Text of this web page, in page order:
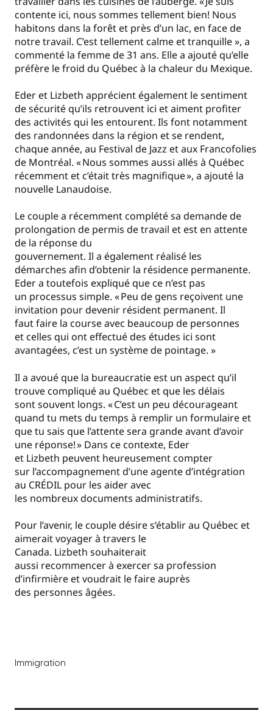
contente ici, nous sommes tellement bien! Nous
habitons dans la forêt et près d’un lac, en face de
notre travail. C’est tellement calme et tranquille », a
commenté la femme de 31 ans. Elle a ajouté qu’elle
préfère le froid du Québec à la chaleur du Mexique.
Eder et Lizbeth apprécient également le sentiment
de sécurité qu’ils retrouvent ici et aiment profiter
des activités qui les entourent. Ils font notamment
des randonnées dans la région et se rendent,
chaque année, au Festival de Jazz et aux Francofolies
de Montréal. « Nous sommes aussi allés à Québec
récemment et c’était très magnifique », a ajouté la
nouvelle Lanaudoise.
Le couple a récemment complété sa demande de
prolongation de permis de travail et est en attente
de la réponse du
gouvernement. Il a également réalisé les
démarches afin d’obtenir la résidence permanente.
Eder a toutefois expliqué que ce n’est pas
un processus simple. « Peu de gens reçoivent une
invitation pour devenir résident permanent. Il
faut faire la course avec beaucoup de personnes
et celles qui ont effectué des études ici sont
avantagées, c’est un système de pointage. »
Il a avoué que la bureaucratie est un aspect qu’il
trouve compliqué au Québec et que les délais
sont souvent longs. « C’est un peu décourageant
quand tu mets du temps à remplir un formulaire et
que tu sais que l’attente sera grande avant d’avoir
une réponse! » Dans ce contexte, Eder
et Lizbeth peuvent heureusement compter
sur l’accompagnement d’une agente d’intégration
au CRÉDIL pour les aider avec
les nombreux documents administratifs.
Pour l’avenir, le couple désire s’établir au Québec et
aimerait voyager à travers le
Canada. Lizbeth souhaiterait
aussi recommencer à exercer sa profession
d’infirmière et voudrait le faire auprès
des personnes âgées.
Immigration